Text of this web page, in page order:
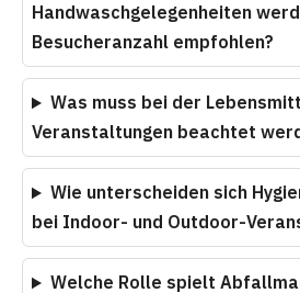
Handwaschgelegenheiten
Besucheranzahl empfohlen?
Was muss bei der
Veranstaltungen beachtet
Wie unterscheiden sich
bei Indoor- und Outdoor-
Welche Rolle spielt